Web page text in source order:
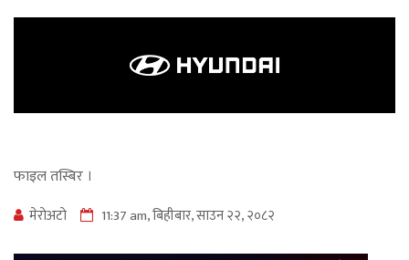
फाइल तस्बिर ।
मेराेअटाे 11:37 am, बिहीबार, साउन २२, २०८२